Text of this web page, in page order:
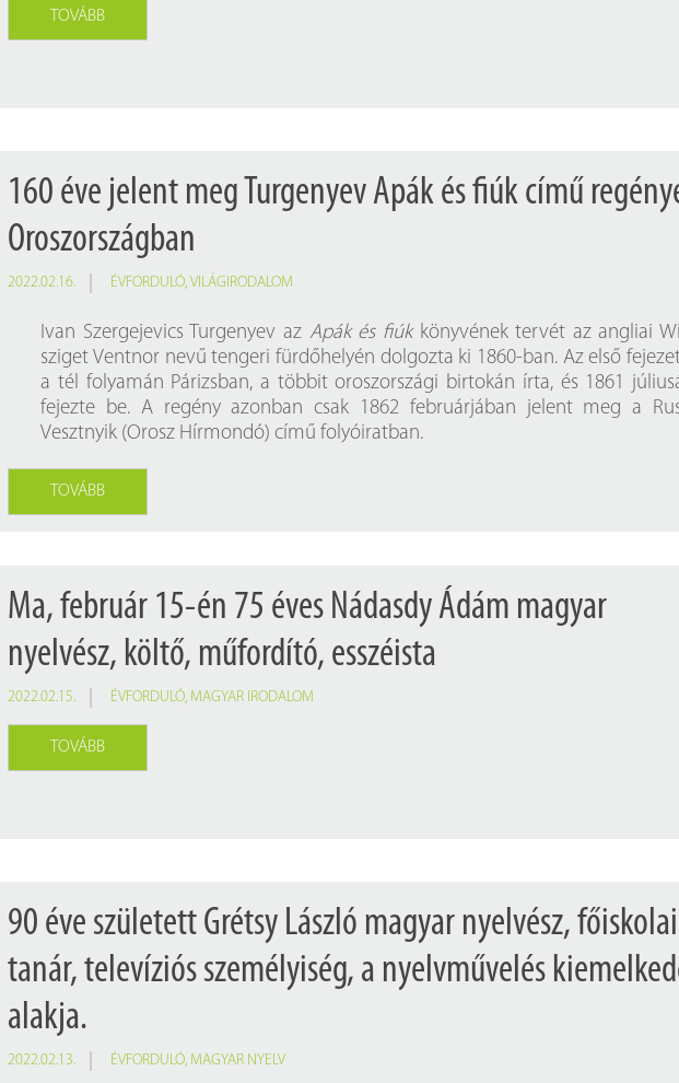
kitüntetett kollégáink
TOVÁBB
160 éve jelent meg Turgenyev Apák és fiúk című
Oroszországban
2022.02.16. ÉVFORDULÓ,VILÁGIRODALOM
Ivan Szergejevics Turgenyev az Apák és fiúkkönyvének tervét az angliai
sziget Ventnor nevű tengeri fürdőhelyén dolgozta ki 1860-ban. Az első
a tél folyamán Párizsban, a többit oroszországi birtokán írta, és 1861
fejezte be. A regény azonban csak 1862 februárjában jelent meg a
Vesztnyik (Orosz Hírmondó) című folyóiratban.
TOVÁBB
Ma, február 15-én 75 éves Nádasdy Ádám magyar
nyelvész, költő, műfordító, esszéista
2022.02.15. ÉVFORDULÓ, MAGYAR IRODALOM
TOVÁBB
90 éve született Grétsy László magyar nyelvész, főiskolai
tanár, televíziós személyiség, a nyelvművelés
alakja.
2022.02.13. ÉVFORDULÓ, MAGYAR NYELV